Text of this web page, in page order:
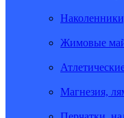
Жимовые
Магнезия,